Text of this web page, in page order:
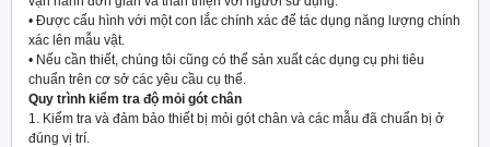
• Được cấu hình với một con lắc chính xác để tác dụng năng lượng chính
xác lên mẫu vật.
• Nếu cần thiết, chúng tôi cũng có thể sản xuất các dụng cụ phi tiêu
chuẩn trên cơ sở các yêu cầu cụ thể.
Quy trình kiểm tra độ mỏi gót chân
1. Kiểm tra và đảm bảo thiết bị mỏi gót chân và các mẫu đã chuẩn bị ở
đúng vị trí.